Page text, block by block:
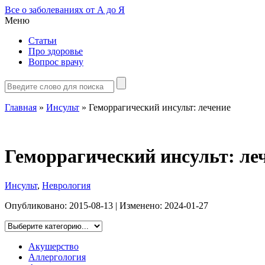
Все о заболеваниях от А до Я
Меню
Статьи
Про здоровье
Вопрос врачу
Главная » Инсульт » Геморрагический инсульт: лечение
Геморрагический инсульт:
Инсульт, Неврология
Опубликовано: 2015-08-13 | Изменено: 2024-01-27
Акушерство
Аллергология